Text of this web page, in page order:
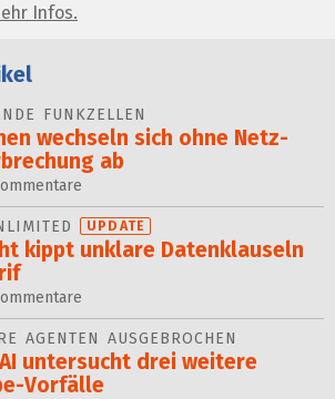
Infos.
FUNKZELLEN
wechseln sich ohne Netz­
ab
UPDATE
kippt unklare Datenklauseln
AGENTEN AUSGEBROCHEN
untersucht drei weitere
Vorfälle